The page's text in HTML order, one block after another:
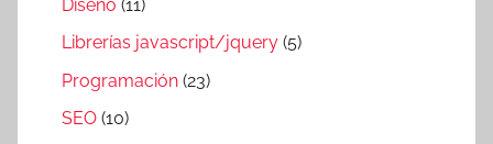
Diseño (11)
Librerías javascript/jquery (5)
Programación (23)
SEO (10)